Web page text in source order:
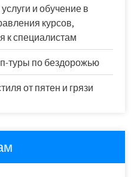
и обучение в
курсов,
к специалистам
туры по бездорожью
от пятен и грязи